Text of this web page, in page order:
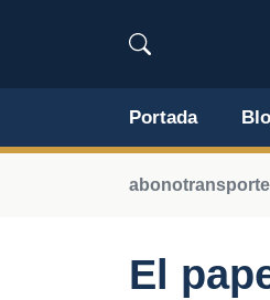
Portada
El